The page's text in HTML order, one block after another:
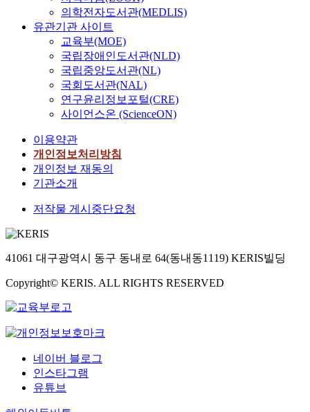
의학전자도서관(MEDLIS)
유관기관 사이트
교육부(MOE)
국립장애인도서관(NLD)
국립중앙도서관(NL)
국회도서관(NAL)
연구윤리정보포털(CRE)
사이언스온 (ScienceON)
이용약관
개인정보처리방침
개인정보 재동의
기관소개
저작물 게시중단요청
41061 대구광역시 동구 동내로 64(동내동1119) KERIS빌딩
Copyright© KERIS. ALL RIGHTS RESERVED
네이버 블로그
인스타그램
유튜브